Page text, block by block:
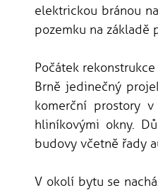
elektrickou bránou
pozemku na základě
Počátek
Brně jedinečný
komerční prostory
hliníkovými okny.
budovy včetně řady
V okolí bytu se